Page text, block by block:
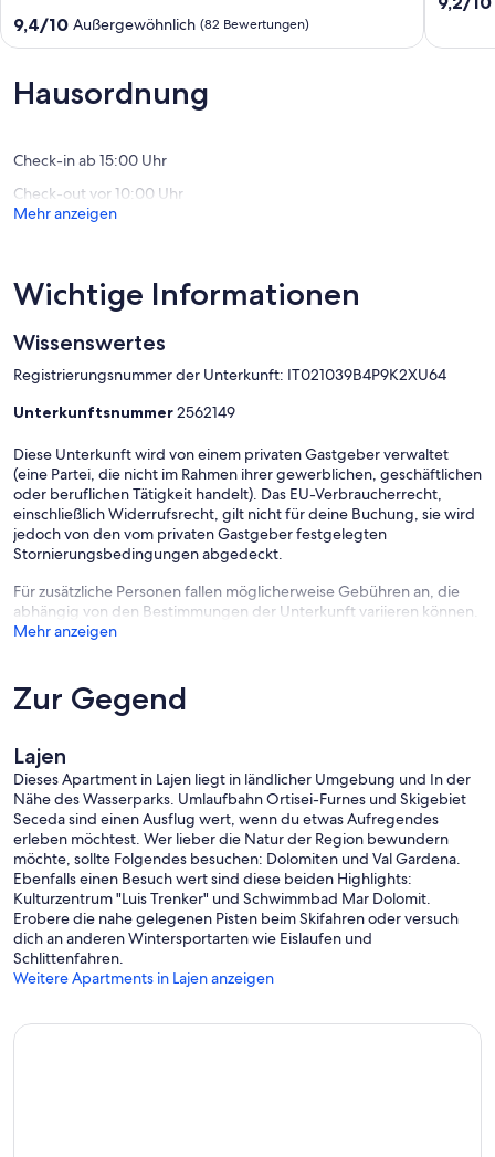
für
Naturliebhaber
Familien
St.Ulrich
9.4
von
Außergewöhnlich,
(82
9,4/10 Außergewöhnlich (82 Bewertungen)
Hausordnung
Check-in ab 15:00 Uhr
Check-out vor 10:00 Uhr
Mehr anzeigen
Wichtige Informationen
Wissenswertes
Registrierungsnummer der Unterkunft: IT021039B4P9K2XU64
Unterkunftsnummer2562149
Diese Unterkunft wird von einem privaten Gastgeber verwaltet
(eine Partei, die nicht im Rahmen ihrer gewerblichen, geschäftlichen
oder beruflichen Tätigkeit handelt). Das EU-Verbraucherrecht,
einschließlich Widerrufsrecht, gilt nicht für deine Buchung, sie wird
jedoch von den vom privaten Gastgeber festgelegten
Stornierungsbedingungen abgedeckt.
Für zusätzliche Personen fallen möglicherweise Gebühren an, die
abhängig von den Bestimmungen der Unterkunft variieren können.
Mehr anzeigen
Zur Gegend
Lajen
Dieses Apartment in Lajen liegt in ländlicher Umgebung und In der
Nähe des Wasserparks. Umlaufbahn Ortisei-Furnes und Skigebiet
Seceda sind einen Ausflug wert, wenn du etwas Aufregendes
erleben möchtest. Wer lieber die Natur der Region bewundern
möchte, sollte Folgendes besuchen: Dolomiten und Val Gardena.
Ebenfalls einen Besuch wert sind diese beiden Highlights:
Kulturzentrum "Luis Trenker" und Schwimmbad Mar Dolomit.
Erobere die nahe gelegenen Pisten beim Skifahren oder versuch
dich an anderen Wintersportarten wie Eislaufen und
Schlittenfahren.
Weitere Apartments in Lajen anzeigen